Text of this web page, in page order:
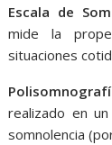
Escala de
mide la
situaciones
realizado en
somnolencia